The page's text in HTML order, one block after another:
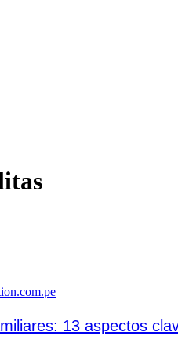
13 aspectos